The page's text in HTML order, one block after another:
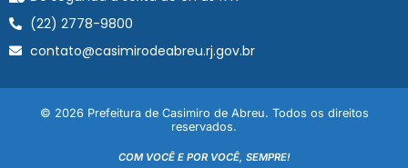
(22) 2778-9800
contato@casimirodeabreu.rj.gov.br
© 2026 Prefeitura de Casimiro de Abreu. Todos os direitos
reservados.
COM VOCÊ E POR VOCÊ, SEMPRE!